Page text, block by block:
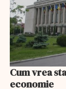
Cum vrea
economie